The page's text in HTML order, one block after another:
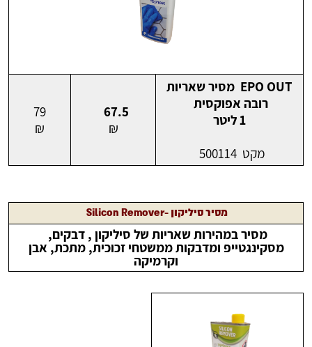
EPO OUT מסיר שאריות
רובה אפוקסית
1 ליטר
מקט 500114
67.5
₪
79
₪
מסיר סיליקון -Silicon Remover
מסיר במהירות שאריות של סיליקון , דבקים,
מסקינגטייפ ומדבקות ממשטחי זכוכית, מתכת, אבן
וקרמיקה